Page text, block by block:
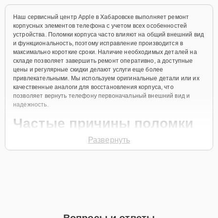
Наш сервисный центр Apple в Хабаровске выполняет ремонт
корпусных элементов телефона с учетом всех особенностей
устройства. Поломки корпуса часто влияют на общий внешний вид
и функциональность, поэтому исправление производится в
максимально короткие сроки. Наличие необходимых деталей на
складе позволяет завершить ремонт оперативно, а доступные
цены и регулярные скидки делают услуги еще более
привлекательными. Мы используем оригинальные детали или их
качественные аналоги для восстановления корпуса, что
позволяет вернуть телефону первоначальный внешний вид и
надежность.
Частые причины поломки
Механические повреждения при падении.
Развернуть